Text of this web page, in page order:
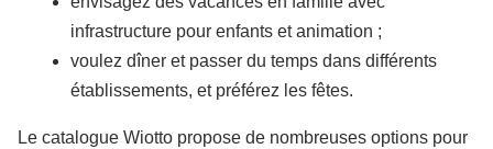
infrastructure pour enfants et animation ;
voulez dîner et passer du temps dans différents
établissements, et préférez les fêtes.
Le catalogue Wiotto propose de nombreuses options pour